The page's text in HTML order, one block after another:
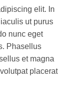
elit. In
ut purus
nunc eget
Phasellus
et magna
placerat